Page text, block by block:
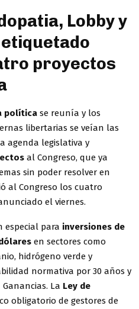
Lobby y
proyectos
política se reunía y los
libertarias se veían las
agenda legislativa y
al Congreso, que ya
sin poder resolver en
al Congreso los cuatro
el viernes.
especial para inversiones de
en sectores como
hidrógeno verde y
normativa por 30 años y
La Ley de
obligatorio de gestores de